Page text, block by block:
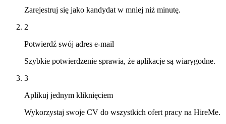
Zarejestruj się jako kandydat w mniej niż minutę.
2
Potwierdź swój adres e-mail
Szybkie potwierdzenie sprawia, że aplikacje są wiarygodne.
3
Aplikuj jednym kliknięciem
Wykorzystaj swoje CV do wszystkich ofert pracy na HireMe.